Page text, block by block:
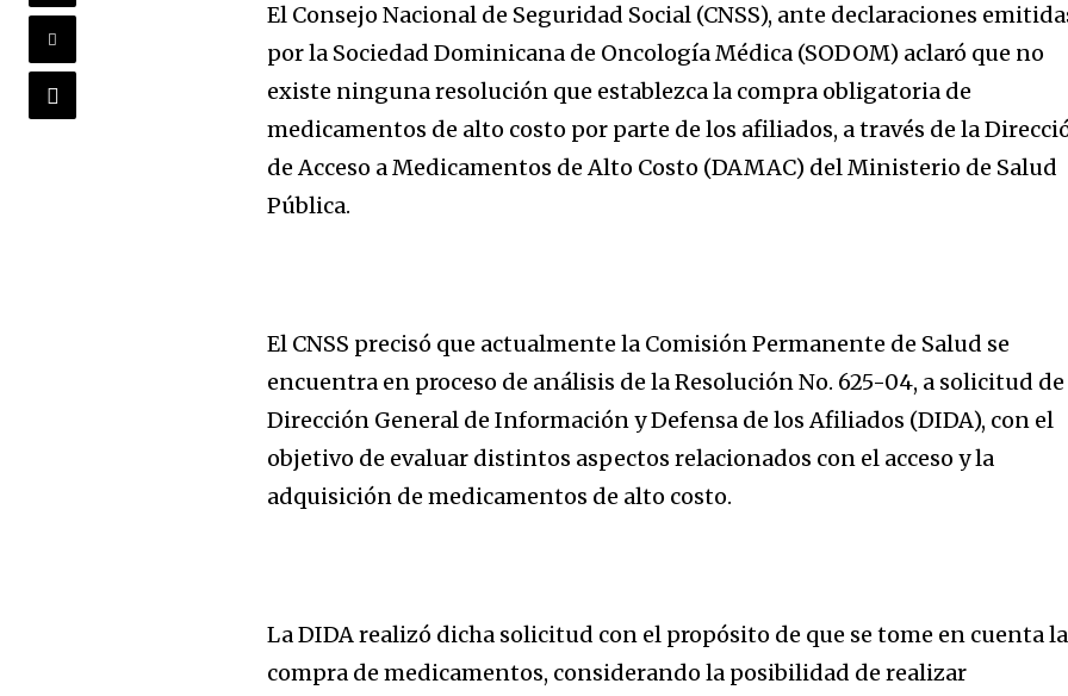
El Consejo Nacional de Seguridad Social (CNSS), ante declaraciones
por la Sociedad Dominicana de Oncología Médica (SODOM) aclaró que no
existe ninguna resolución que establezca la compra obligatoria de
medicamentos de alto costo por parte de los afiliados, a través de la
de Acceso a Medicamentos de Alto Costo (DAMAC) del Ministerio de Salud
Pública.
El CNSS precisó que actualmente la Comisión Permanente de Salud se
encuentra en proceso de análisis de la Resolución No. 625-04, a solicitud
Dirección General de Información y Defensa de los Afiliados (DIDA), con el
objetivo de evaluar distintos aspectos relacionados con el acceso y la
adquisición de medicamentos de alto costo.
La DIDA realizó dicha solicitud con el propósito de que se tome en cuenta la
compra de medicamentos, considerando la posibilidad de realizar